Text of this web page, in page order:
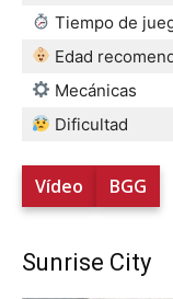
Tiempo de
Edad
Mecánicas
Dificultad
Vídeo BGG
Sunrise City